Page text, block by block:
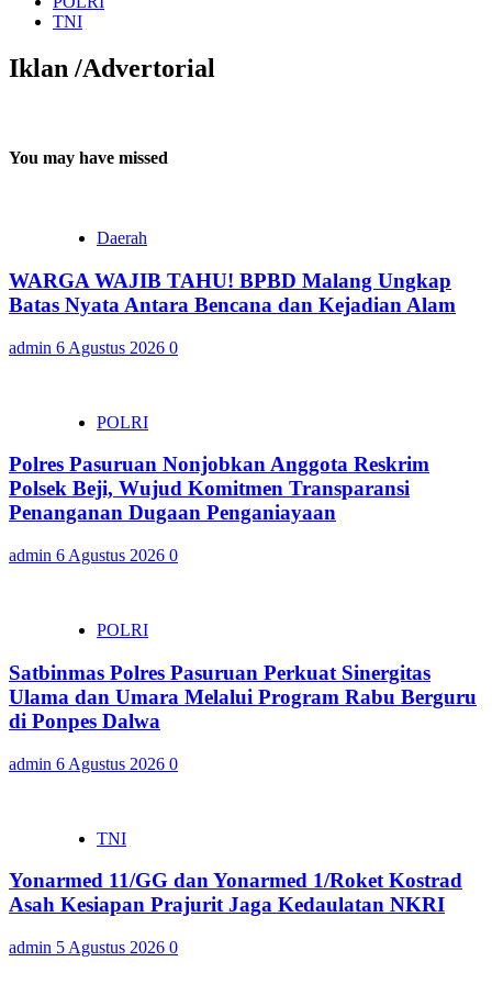
TNI
Iklan /Advertorial
You may have missed
Daerah
WARGA WAJIB TAHU! BPBD Malang Ungkap
Batas Nyata Antara Bencana dan Kejadian Alam
admin 6 Agustus 2026 0
POLRI
Polres Pasuruan Nonjobkan Anggota Reskrim
Polsek Beji, Wujud Komitmen Transparansi
Penanganan Dugaan Penganiayaan
admin 6 Agustus 2026 0
POLRI
Satbinmas Polres Pasuruan Perkuat Sinergitas
Ulama dan Umara Melalui Program Rabu Berguru
di Ponpes Dalwa
admin 6 Agustus 2026 0
TNI
Yonarmed 11/GG dan Yonarmed 1/Roket Kostrad
Asah Kesiapan Prajurit Jaga Kedaulatan NKRI
admin 5 Agustus 2026 0